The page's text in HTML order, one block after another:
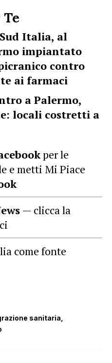
Italia, al
impiantato
contro
ai farmaci
a Palermo,
locali costretti a
per le
e metti Mi Piace
— clicca la
come fonte
sanitaria